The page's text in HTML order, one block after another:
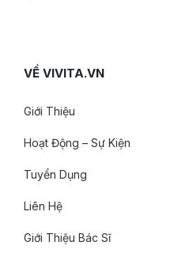
VỀ VIVITA.VN
Giới Thiệu
Hoạt Động – Sự Kiện
Tuyển Dụng
Liên Hệ
Giới Thiệu Bác Sĩ